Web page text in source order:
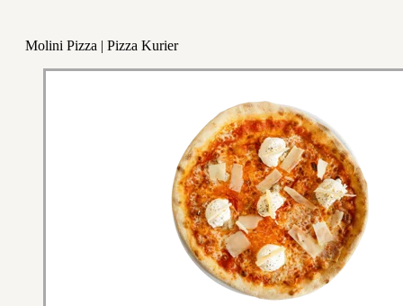
Molini Pizza | Pizza Kurier